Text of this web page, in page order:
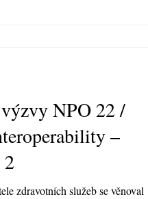
NPO 22 /
–
2
zdravotních služeb se věnoval